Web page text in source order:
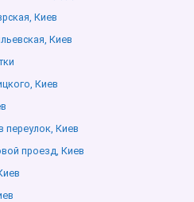
Киев
Киев
Киев
переулок, Киев
проезд, Киев